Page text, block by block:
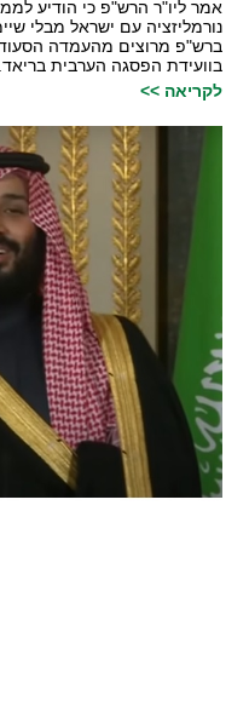
אמר ליו"ר הרש"פ כי הודיע
נורמליזציה עם ישראל מבלי
ברש"פ מרוצים מהעמדה
בוועידת הפסגה הערבית בריאד.
לקריאה >>